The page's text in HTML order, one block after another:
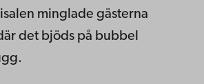
minglade gästerna
det bjöds på bubbel